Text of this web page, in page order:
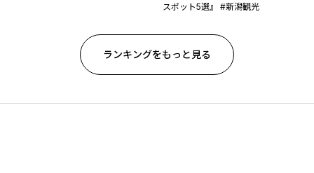
スポット5選』 #新潟観光
ランキングをもっと見る